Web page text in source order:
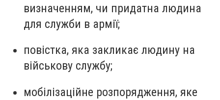
визначенням, чи придатна людина
для служби в армії;
повістка, яка закликає людину на
військову службу;
мобілізаційне розпорядження, яке